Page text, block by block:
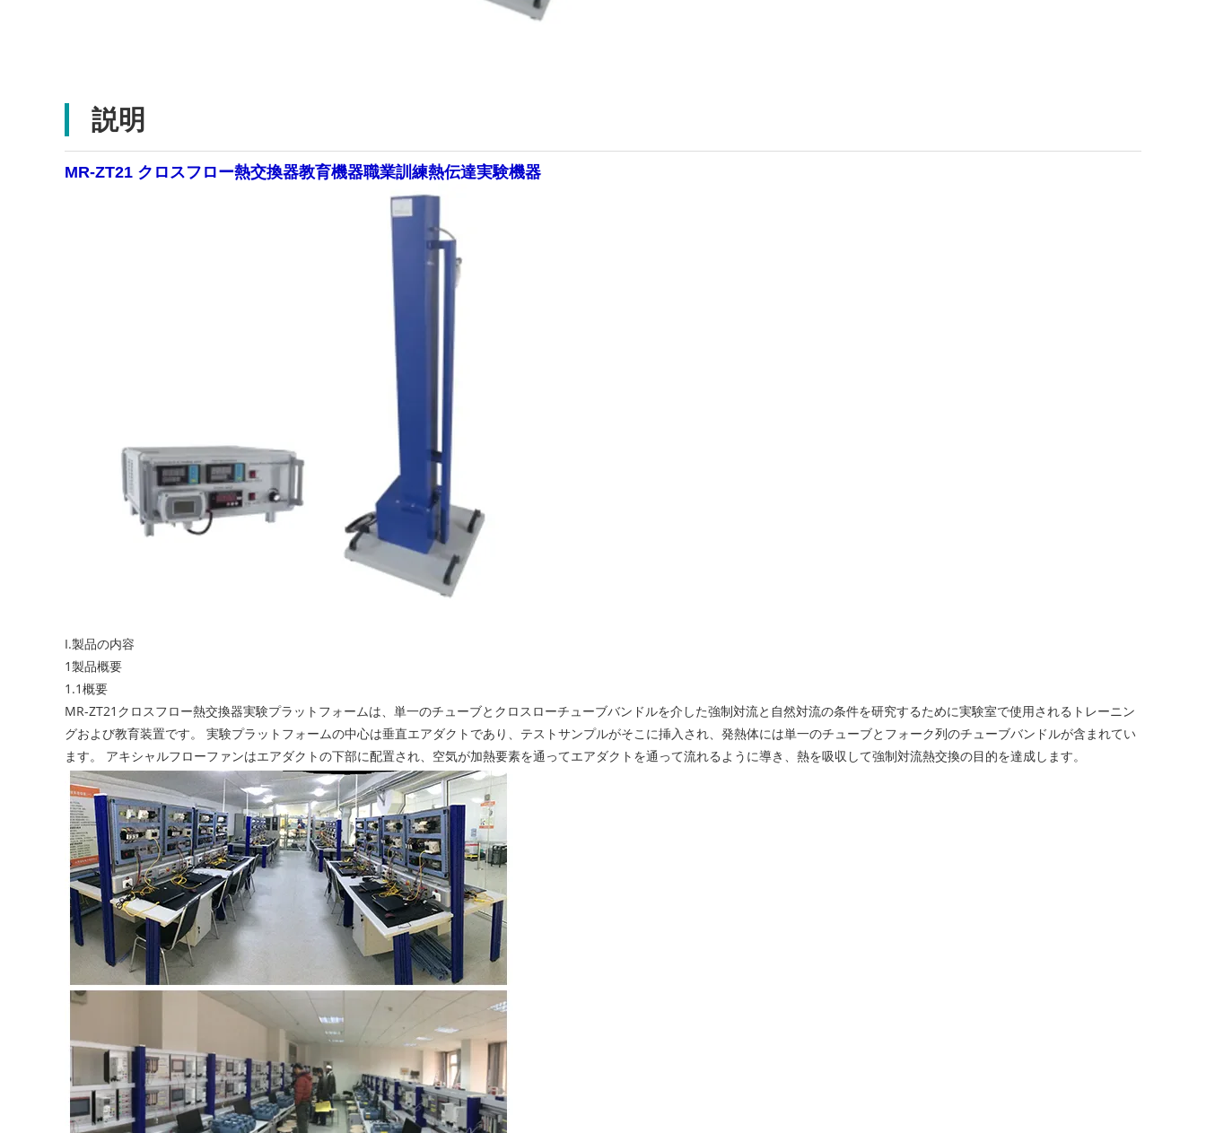
説明
MR-ZT21 クロスフロー熱交換器教育機器職業訓練熱伝達実験機器
I.製品の内容
1製品概要
1.1概要
MR-ZT21クロスフロー熱交換器実験プラットフォームは、単一のチューブとクロスローチューブバンドルを介した強制対流と自然対流の条件を研究するために実験室で使用されるトレーニン
グおよび教育装置です。 実験プラットフォームの中心は垂直エアダクトであり、テストサンプルがそこに挿入され、発熱体には単一のチューブとフォーク列のチューブバンドルが含まれてい
ます。 アキシャルフローファンはエアダクトの下部に配置され、空気が加熱要素を通ってエアダクトを通って流れるように導き、熱を吸収して強制対流熱交換の目的を達成します。